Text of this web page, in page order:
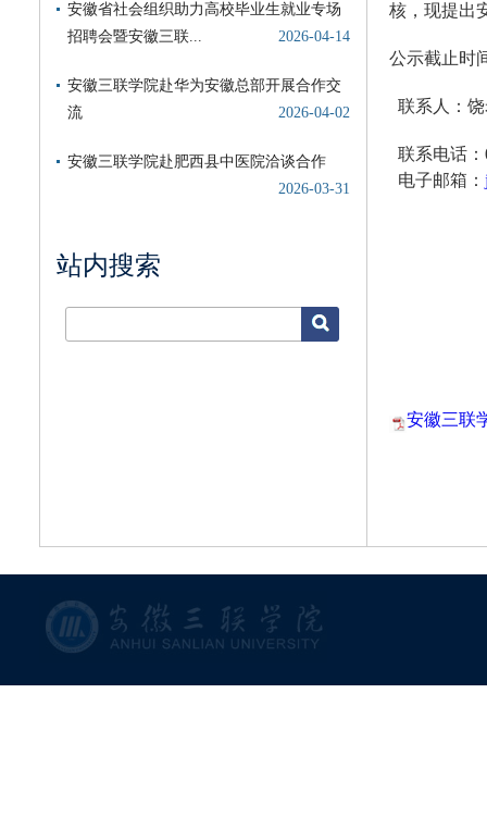
站内搜索
核，现提出
公示截止时
联系人：
联系电话：
电子邮箱：
安徽三联